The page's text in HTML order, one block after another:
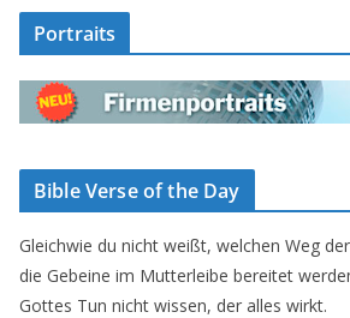
Portraits
Bible Verse of the Day
Gleichwie du nicht weißt, welchen Weg
die Gebeine im Mutterleibe bereitet
Gottes Tun nicht wissen, der alles wirkt.